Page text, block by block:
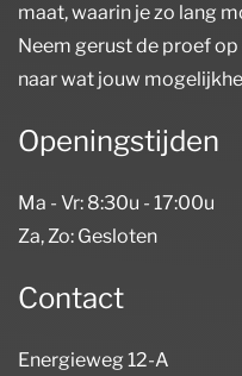
maat, waarin je zo lang
Neem gerust de proef
naar wat jouw
Openingstijden
Ma - Vr: 8:30u - 17:00u
Za, Zo: Gesloten
Contact
Energieweg 12-A